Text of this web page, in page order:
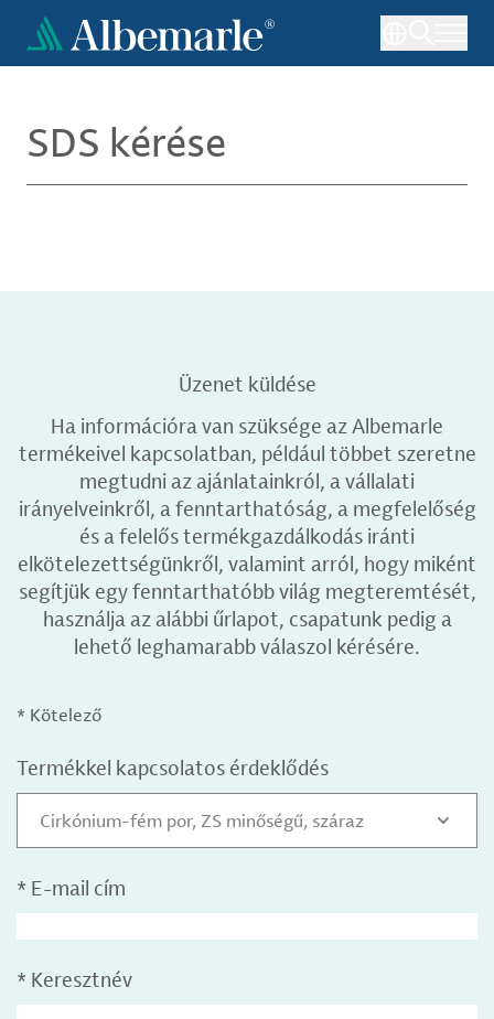
Ugrás
tartalomra
SDS kérése
Üzenet küldése
Ha információra van szüksége az Albemarle
termékeivel kapcsolatban, például többet szeretne
megtudni az ajánlatainkról, a vállalati
irányelveinkről, a fenntarthatóság, a megfelelőség
és a felelős termékgazdálkodás iránti
elkötelezettségünkről, valamint arról, hogy miként
segítjük egy fenntarthatóbb világ megteremtését,
használja az alábbi űrlapot, csapatunk pedig a
lehető leghamarabb válaszol kérésére.
* Kötelező
Termékkel kapcsolatos érdeklődés
Cirkónium-fém por, ZS minőségű, száraz
* E-mail cím
* Keresztnév